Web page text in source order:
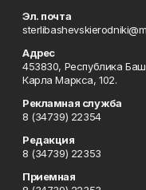
Эл. почта
Адрес
453830, Республика
Карла Маркса, 102.
Рекламная служба
8 (34739) 22354
Редакция
8 (34739) 22353
Приемная